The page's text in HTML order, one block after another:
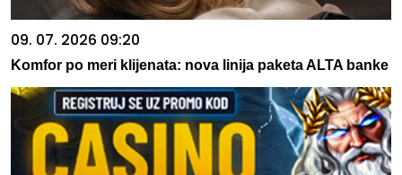
09. 07. 2026 09:20
Komfor po meri klijenata: nova linija paketa ALTA banke